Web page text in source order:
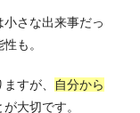
さな出来事だっ
も。
すが、
自分から
が大切です。